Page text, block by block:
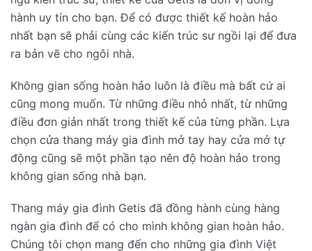
hành uy tín cho bạn. Để có được thiết kế hoàn hảo
nhất bạn sẽ phải cùng các kiến trúc sư ngồi lại để đưa
ra bản vẽ cho ngôi nhà.
Không gian sống hoàn hảo luôn là điều mà bất cứ ai
cũng mong muốn. Từ những điều nhỏ nhất, từ những
điều đơn giản nhất trong thiết kế của từng phần. Lựa
chọn cửa thang máy gia đình mở tay hay cửa mở tự
động cũng sẽ một phần tạo nên độ hoàn hảo trong
không gian sống nhà bạn.
Thang máy gia đình Getis đã đồng hành cùng hàng
ngàn gia đình để có cho mình không gian hoàn hảo.
Chúng tôi chọn mang đến cho những gia đình Việt